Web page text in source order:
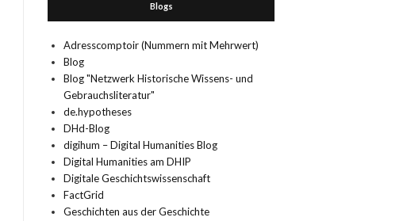
Blogs
Adresscomptoir (Nummern mit Mehrwert)
Blog
Blog "Netzwerk Historische Wissens- und
Gebrauchsliteratur"
de.hypotheses
DHd-Blog
digihum – Digital Humanities Blog
Digital Humanities am DHIP
Digitale Geschichtswissenschaft
FactGrid
Geschichten aus der Geschichte